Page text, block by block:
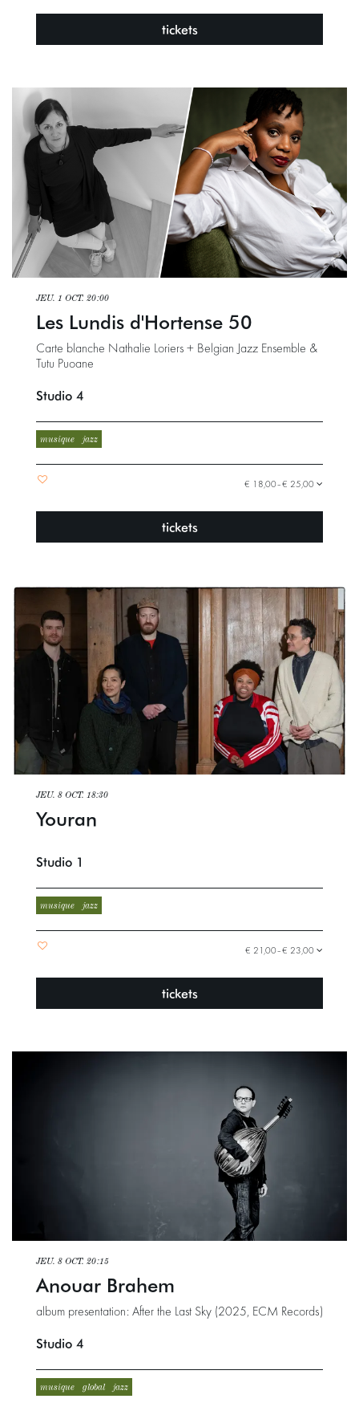
tickets
Les Lundis d'Hortense 50
Carte blanche Nathalie Loriers + Belgian Jazz Ensemble &
Tutu Puoane
JEU. 1 OCT. 20:00
Studio 4
musique jazz
€ 18,00–€ 25,00
tickets
Youran
JEU. 8 OCT. 18:30
Studio 1
musique jazz
€ 21,00–€ 23,00
tickets
Anouar Brahem
album presentation: After the Last Sky (2025, ECM Records)
JEU. 8 OCT. 20:15
Studio 4
musique global jazz